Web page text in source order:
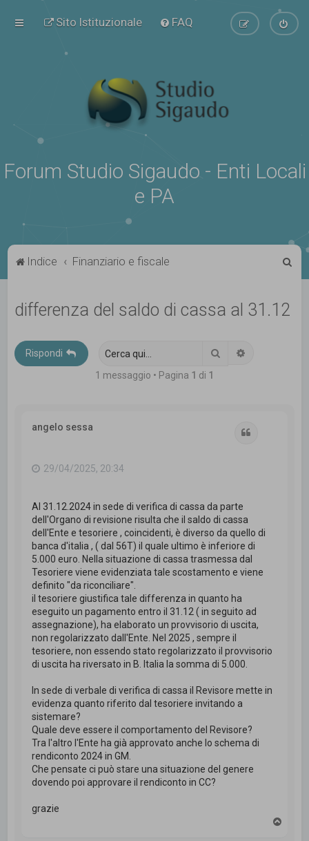
Sito Istituzionale FAQ
Forum Studio Sigaudo - Enti Locali
e PA
Indice Finanziario e fiscale
differenza del saldo di cassa al 31.12
Rispondi Cerca
1 messaggio • Pagina 1 di 1
angelo sessa
29/04/2025, 20:34
Al 31.12.2024 in sede di verifica di cassa da parte
dell'Organo di revisione risulta che il saldo di cassa
dell'Ente e tesoriere , coincidenti, è diverso da quello di
banca d'italia , ( dal 56T) il quale ultimo è inferiore di
5.000 euro. Nella situazione di cassa trasmessa dal
Tesoriere viene evidenziata tale scostamento e viene
definito "da riconciliare".
il tesoriere giustifica tale differenza in quanto ha
eseguito un pagamento entro il 31.12 ( in seguito ad
assegnazione), ha elaborato un provvisorio di uscita,
non regolarizzato dall'Ente. Nel 2025 , sempre il
tesoriere, non essendo stato regolarizzato il provvisorio
di uscita ha riversato in B. Italia la somma di 5.000.
In sede di verbale di verifica di cassa il Revisore mette in
evidenza quanto riferito dal tesoriere invitando a
sistemare?
Quale deve essere il comportamento del Revisore?
Tra l'altro l'Ente ha già approvato anche lo schema di
rendiconto 2024 in GM.
Che pensate ci può stare una situazione del genere
dovendo poi approvare il rendiconto in CC?
grazie